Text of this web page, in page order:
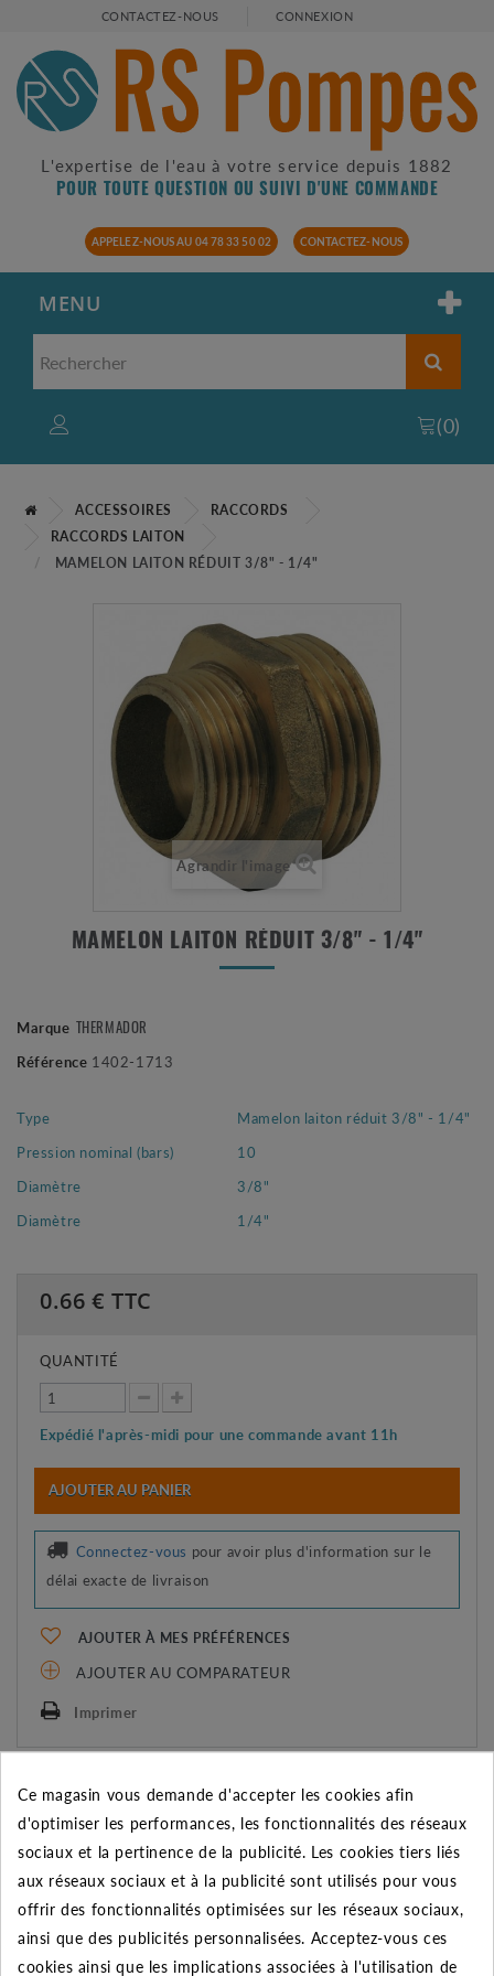
CONTACTEZ-NOUS CONNEXION
L'expertise de l'eau à votre service depuis 1882
POUR TOUTE QUESTION OU SUIVI D'UNE COMMANDE
APPELEZ-NOUS AU 04 78 33 50 02 CONTACTEZ-NOUS
MENU
(0)
ACCESSOIRES
RACCORDS
RACCORDS LAITON
MAMELON LAITON RÉDUIT 3/8" - 1/4"
Agrandir l'image
MAMELON LAITON RÉDUIT 3/8" - 1/4"
Marque THERMADOR
Référence 1402-1713
Type
Mamelon laiton réduit 3/8" - 1/4"
Pression nominal (bars)
10
Diamètre
3/8"
Diamètre
1/4"
0.66 € TTC
QUANTITÉ
Expédié l'après-midi pour une commande avant 11h
AJOUTER AU PANIER
Connectez-vous pour avoir plus d'information sur le
délai exacte de livraison
AJOUTER À MES PRÉFÉRENCES
AJOUTER AU COMPARATEUR
Imprimer
REMISE SUR LA QUANTITÉ
Appliquée dans le panier
Quantité Remise Vous économisez
5 Jusqu'à 0,07 €
10 5% Jusqu'à 0,33 €
Ce magasin vous demande d'accepter les cookies afin
d'optimiser les performances, les fonctionnalités des réseaux
sociaux et la pertinence de la publicité. Les cookies tiers liés
aux réseaux sociaux et à la publicité sont utilisés pour vous
offrir des fonctionnalités optimisées sur les réseaux sociaux,
ainsi que des publicités personnalisées. Acceptez-vous ces
cookies ainsi que les implications associées à l'utilisation de